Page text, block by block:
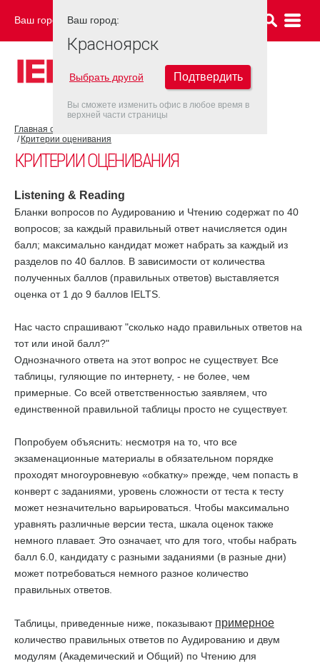
Ваш город: КРАСНОЯРСК
Главная страница
Критерии оценивания
КРИТЕРИИ ОЦЕНИВАНИЯ
Listening & Reading
Бланки вопросов по Аудированию и Чтению содержат по 40
вопросов; за каждый правильный ответ начисляется один
балл; максимально кандидат может набрать за каждый из
разделов по 40 баллов. В зависимости от количества
полученных баллов (правильных ответов) выставляется
оценка от 1 до 9 баллов IELTS.
Нас часто спрашивают "сколько надо правильных ответов на
тот или иной балл?"
Однозначного ответа на этот вопрос не существует. Все
таблицы, гуляющие по интернету, - не более, чем
примерные. Со всей ответственностью заявляем, что
единственной правильной таблицы просто не существует.
Попробуем объяснить: несмотря на то, что все
экзаменационные материалы в обязательном порядке
проходят многоуровневую «обкатку» прежде, чем попасть в
конверт с заданиями, уровень сложности от теста к тесту
может незначительно варьироваться. Чтобы максимально
уравнять различные версии теста, шкала оценок также
немного плавает. Это означает, что для того, чтобы набрать
балл 6.0, кандидату с разными заданиями (в разные дни)
может потребоваться немного разное количество
правильных ответов.
Таблицы, приведенные ниже, показывают примерное
количество правильных ответов по Аудированию и двум
модулям (Академический и Общий) по Чтению для
Ваш город:
Красноярск
Выбрать другой Подтвердить
Вы сможете изменить офис в любое время в
верхней части страницы